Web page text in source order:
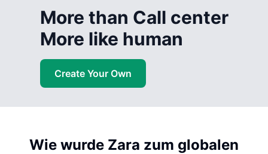
More than Call center
More like human
Create Your Own
Wie wurde Zara zum globalen